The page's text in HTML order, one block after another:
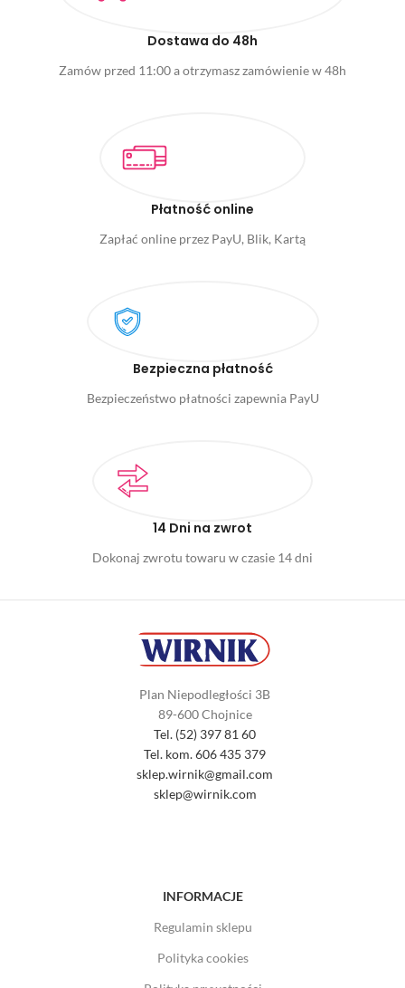
Dostawa do 48h
Zamów przed 11:00 a otrzymasz zamówienie w 48h
Płatność online
Zapłać online przez PayU, Blik, Kartą
Bezpieczna płatność
Bezpieczeństwo płatności zapewnia PayU
14 Dni na zwrot
Dokonaj zwrotu towaru w czasie 14 dni
Plan Niepodległości 3B
89-600 Chojnice
Tel. (52) 397 81 60
Tel. kom. 606 435 379
sklep.wirnik@gmail.com
sklep@wirnik.com
INFORMACJE
Regulamin sklepu
Polityka cookies